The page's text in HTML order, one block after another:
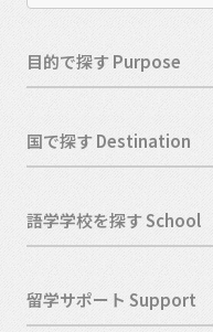
目的で探す Purpose
国で探す Destination
語学学校を探す School
留学サポート Support